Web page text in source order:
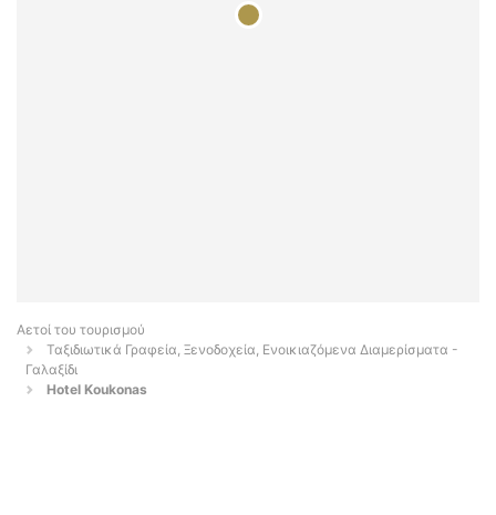
Αετοί του τουρισμού
Ταξιδιωτικά Γραφεία, Ξενοδοχεία, Ενοικιαζόμενα Διαμερίσματα -
Γαλαξίδι
Hotel Koukonas